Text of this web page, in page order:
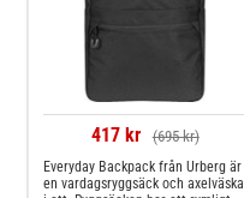
417 kr (695 kr)
Everyday Backpack från Urberg är
en vardagsryggsäck och axelväska